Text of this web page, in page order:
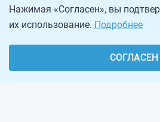
Нажимая «Согласен», вы
их использование. Подробнее
СОГЛАСЕН